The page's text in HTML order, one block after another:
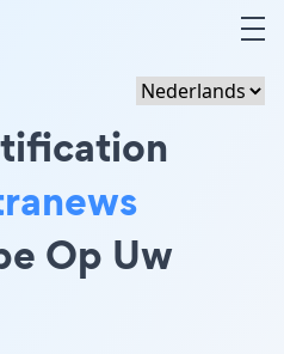
Op Uw